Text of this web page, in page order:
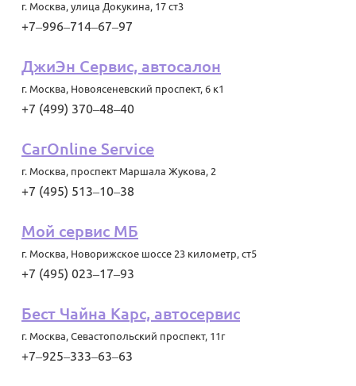
г. Москва, улица Докукина, 17 ст3
+7‒996‒714‒67‒97
ДжиЭн Сервис, автосалон
г. Москва, Новоясеневский проспект, 6 к1
+7 (499) 370‒48‒40
CarOnline Service
г. Москва, проспект Маршала Жукова, 2
+7 (495) 513‒10‒38
Мой сервис МБ
г. Москва, Новорижское шоссе 23 километр, ст5
+7 (495) 023‒17‒93
Бест Чайна Карс, автосервис
г. Москва, Севастопольский проспект, 11г
+7‒925‒333‒63‒63